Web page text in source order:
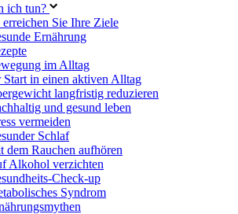
ich tun?
erreichen Sie Ihre Ziele
Ernährung
im Alltag
Start in einen aktiven Alltag
langfristig reduzieren
und gesund leben
vermeiden
Schlaf
dem Rauchen aufhören
Alkohol verzichten
Check-up
Syndrom